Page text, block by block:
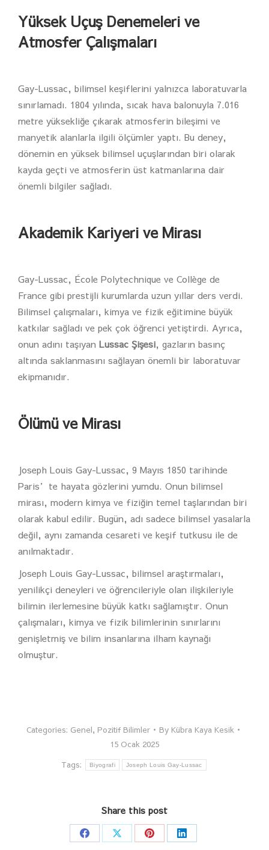
Yüksek Uçuş Denemeleri ve
Atmosfer Çalışmaları
Gay-Lussac, bilimsel keşiflerini yalnızca laboratuvarla
sınırlamadı. 1804 yılında, sıcak hava balonuyla 7.016
metre yüksekliğe çıkarak atmosferin bileşimi ve
manyetik alanlarla ilgili ölçümler yaptı. Bu deney,
dönemin en yüksek bilimsel uçuşlarından biri olarak
kayda geçti ve atmosferin üst katmanlarına dair
önemli bilgiler sağladı.
Akademik Kariyeri ve Mirası
Gay-Lussac, École Polytechnique ve Collège de
France gibi prestijli kurumlarda uzun yıllar ders verdi.
Bilimsel çalışmaları, kimya ve fizik eğitimine büyük
katkılar sağladı ve pek çok öğrenci yetiştirdi. Ayrıca,
onun adını taşıyan Lussac Şişesi, gazların basınç
altında saklanmasını sağlayan önemli bir laboratuvar
ekipmanıdır.
Ölümü ve Mirası
Joseph Louis Gay-Lussac, 9 Mayıs 1850 tarihinde
Paris’te hayata gözlerini yumdu. Onun bilimsel
mirası, modern kimya ve fiziğin temel taşlarından biri
olarak kabul edilir. Bugün, adı sadece bilimsel yasalarla
değil, aynı zamanda cesareti ve keşif tutkusu ile de
anılmaktadır.
Joseph Louis Gay-Lussac, bilimsel araştırmaları,
yenilikçi deneyleri ve öğrencileriyle olan ilişkileriyle
bilimin ilerlemesine büyük katkı sağlamıştır. Onun
çalışmaları, kimya ve fizik bilimlerinin sınırlarını
genişletmiş ve bilim insanlarına ilham kaynağı
olmuştur.
Categories: Genel, Pozitif Bilimler By Kübra Kaya Kesik
15 Ocak 2025
Tags:
Biyografi Joseph Louis Gay-Lussac
Share this post
Share Share Share Share